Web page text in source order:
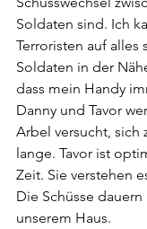
Soldaten sind. Ich
Terroristen auf
Soldaten in der
dass mein Handy
Danny und Tavor
Arbel versucht, sich
lange. Tavor ist
Zeit. Sie verstehen
Die Schüsse
unserem Haus.